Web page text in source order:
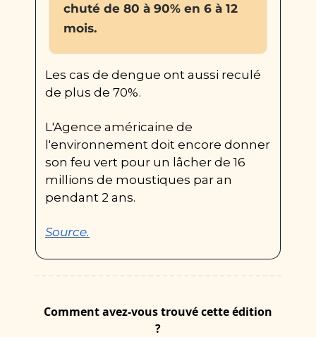
chuté de 80 à 90% en 6 à 12
mois.
Les cas de dengue ont aussi reculé
de plus de 70%.
L'Agence américaine de
l'environnement doit encore donner
son feu vert pour un lâcher de 16
millions de moustiques par an
pendant 2 ans.
Source.
Comment avez-vous trouvé cette édition
?